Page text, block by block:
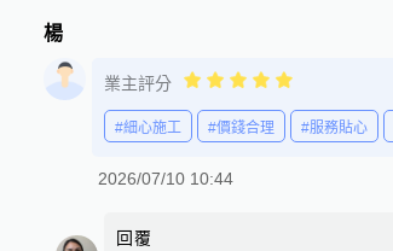
楊
業主評分
#細心施工 #價錢合理 #服務貼心
2026/07/10 10:44
回覆